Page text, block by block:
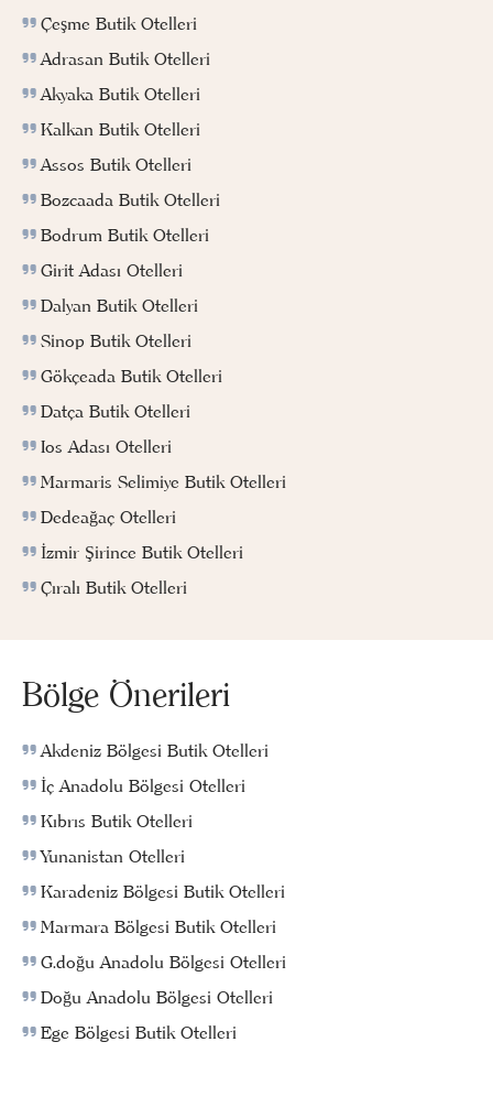
Çeşme Butik Otelleri
Adrasan Butik Otelleri
Akyaka Butik Otelleri
Kalkan Butik Otelleri
Assos Butik Otelleri
Bozcaada Butik Otelleri
Bodrum Butik Otelleri
Girit Adası Otelleri
Dalyan Butik Otelleri
Sinop Butik Otelleri
Gökçeada Butik Otelleri
Datça Butik Otelleri
Ios Adası Otelleri
Marmaris Selimiye Butik Otelleri
Dedeağaç Otelleri
İzmir Şirince Butik Otelleri
Çıralı Butik Otelleri
Bölge Önerileri
Akdeniz Bölgesi Butik Otelleri
İç Anadolu Bölgesi Otelleri
Kıbrıs Butik Otelleri
Yunanistan Otelleri
Karadeniz Bölgesi Butik Otelleri
Marmara Bölgesi Butik Otelleri
G.doğu Anadolu Bölgesi Otelleri
Doğu Anadolu Bölgesi Otelleri
Ege Bölgesi Butik Otelleri